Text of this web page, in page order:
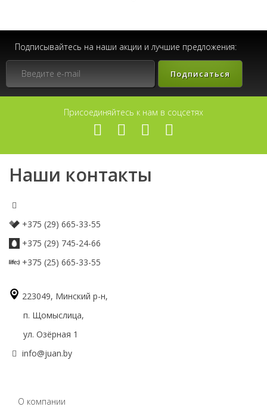
Подписывайтесь на наши акции и лучшие предложения:
Подписаться
Присоединяйтесь к нам в соцсетях
Наши контакты
+375 (29) 665-33-55
+375 (29) 745-24-66
+375 (25) 665-33-55
223049, Минский р-н,
п. Щомыслица,
ул. Озёрная 1
info@juan.by
О компании